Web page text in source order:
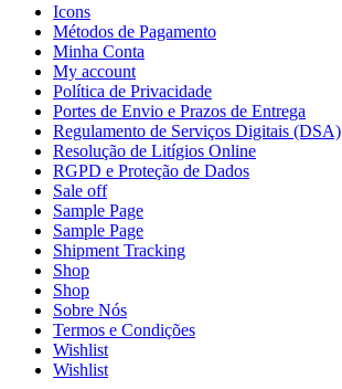
Icons
Métodos de Pagamento
Minha Conta
My account
Política de Privacidade
Portes de Envio e Prazos de Entrega
Regulamento de Serviços Digitais (DSA)
Resolução de Litígios Online
RGPD e Proteção de Dados
Sale off
Sample Page
Sample Page
Shipment Tracking
Shop
Shop
Sobre Nós
Termos e Condições
Wishlist
Wishlist